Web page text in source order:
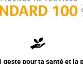
geste pour ta santé et la